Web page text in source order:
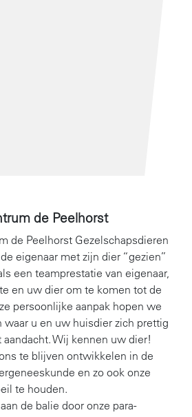
de Peelhorst
de Peelhorst Gezelschapsdieren
eigenaar met zijn dier “gezien”
een teamprestatie van eigenaar,
en uw dier om te komen tot de
persoonlijke aanpak hopen we
waar u en uw huisdier zich prettig
Wij kennen uw dier!
te blijven ontwikkelen in de
en zo ook onze
te houden.
de balie door onze para-